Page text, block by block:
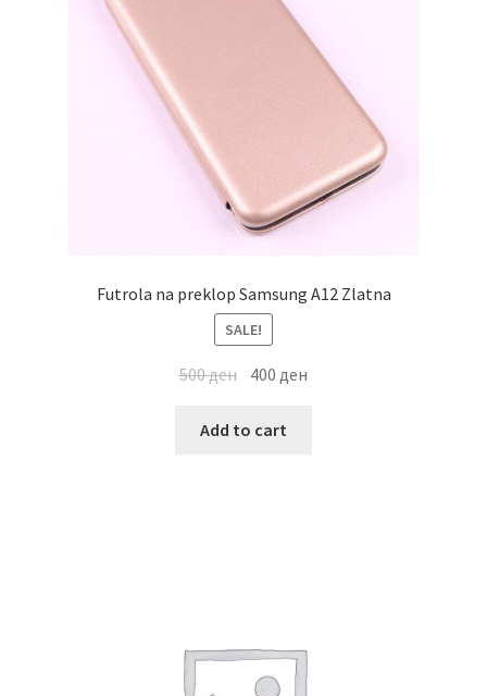
Futrola na preklop Samsung A12 Zlatna
SALE!
500ден 400ден
Add to cart